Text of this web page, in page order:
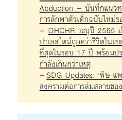
Abduction – บันทึกแนวท
การลักพาตัวเด็กฉบับใหม่
– OHCHR ระบุปี 2565
ปาเลสไตน์ถูกคร่าชีวิตในเ
ที่สุดในรอบ 17 ปี พร้อมป
กำลังเกินกว่าเหตุ
–SDG Updates: ‘พิษ-แ
สงครามต่อการล่มสลายขอ